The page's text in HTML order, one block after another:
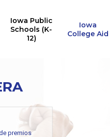
Iowa Public
Schools (K-
12)
Iowa
College Aid
premios